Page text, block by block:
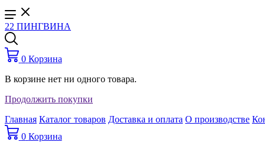
22 ПИНГВИНА
0 Корзина
В корзине нет ни одного товара.
Продолжить покупки
Главная Каталог товаров Доставка и оплата О производстве
0 Корзина